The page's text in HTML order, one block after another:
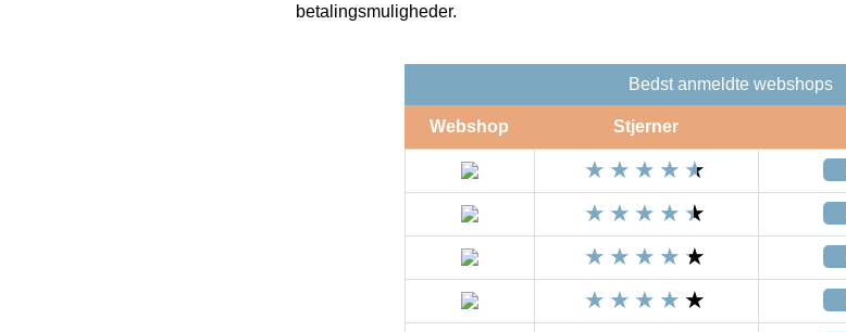
betalingsmuligheder.
Bedst anmeldte webshops
Webshop Stjerner